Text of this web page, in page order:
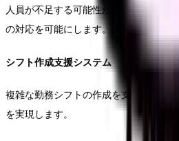
人員が不足する可能性がある場合に事
の対応を可能にします。
シフト作成支援システム
複雑な勤務シフトの作成を支援し、労
を実現します。